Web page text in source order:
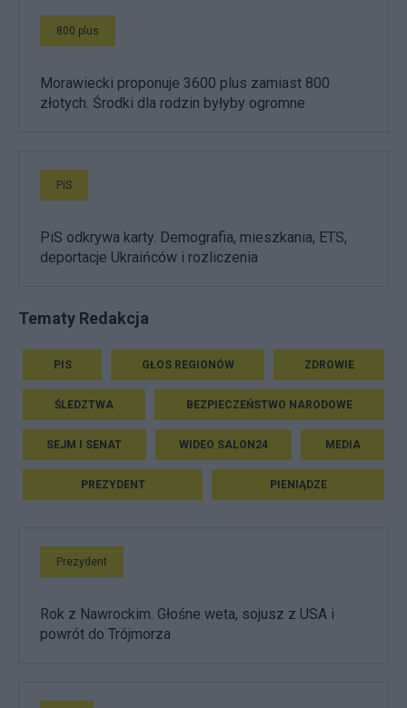
800 plus
Morawiecki proponuje 3600 plus zamiast 800
złotych. Środki dla rodzin byłyby ogromne
PiS
PiS odkrywa karty. Demografia, mieszkania, ETS,
deportacje Ukraińców i rozliczenia
Tematy Redakcja
PIS GŁOS REGIONÓW ZDROWIE
ŚLEDZTWA BEZPIECZEŃSTWO NARODOWE
SEJM I SENAT WIDEO SALON24 MEDIA
PREZYDENT PIENIĄDZE
Prezydent
Rok z Nawrockim. Głośne weta, sojusz z USA i
powrót do Trójmorza